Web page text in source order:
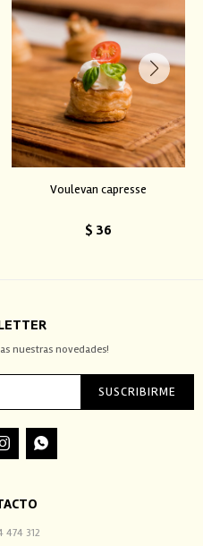
Voulevan capresse
$ 36
474 312
nuestras novedades!
SUSCRIBIRME
